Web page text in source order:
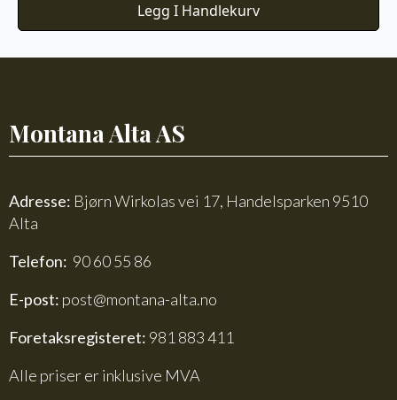
Legg I Handlekurv
Montana Alta AS
Adresse: Bjørn Wirkolas vei 17, Handelsparken 9510
Alta
Telefon: 90 60 55 86
E-post: post@montana-alta.no
Foretaksregisteret: 981 883 411
Alle priser er inklusive MVA